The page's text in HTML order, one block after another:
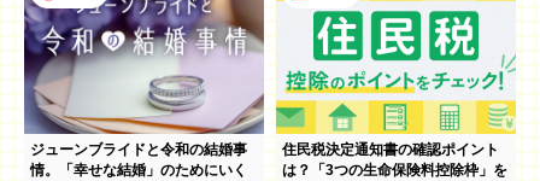
ジューンブライドと令和の結婚事
情。「幸せな結婚」のためにいく
住民税決定通知書の確認ポイント
は？「3つの生命保険料控除枠」を